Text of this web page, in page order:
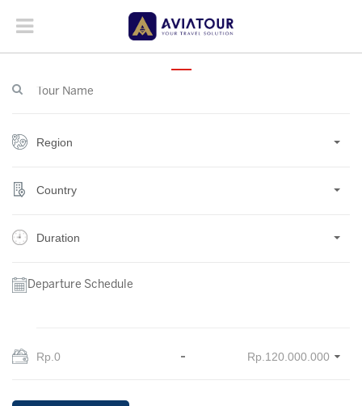
Region
Country
Duration
Departure Schedule